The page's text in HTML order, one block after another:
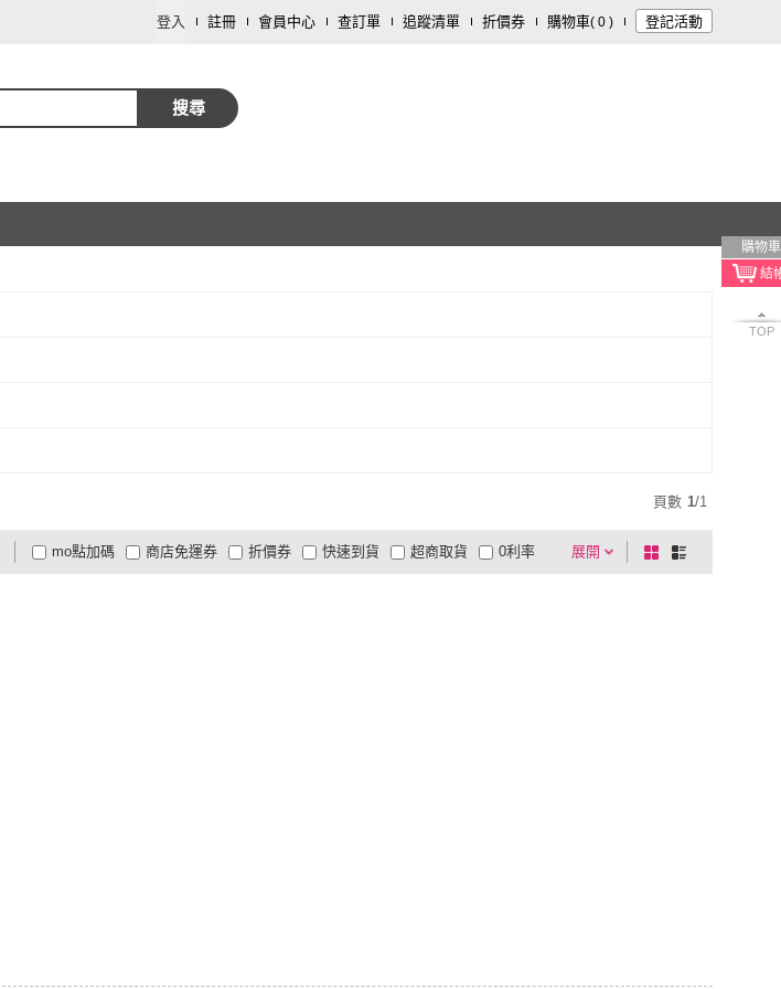
登入 註冊 會員中心 查訂單 追蹤清單 折價券 購物車( 0 ) 登記活動
搜尋
購物車
TOP
頁數 1/1
展開
折價券
有影片
商品有量 電視購物
mo點加碼 快速到貨 超商取貨
大家電安心配
大家電快配
商店免運券 0利率
棋
盤
列